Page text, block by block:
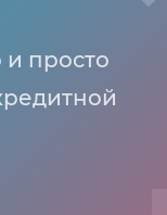
просто